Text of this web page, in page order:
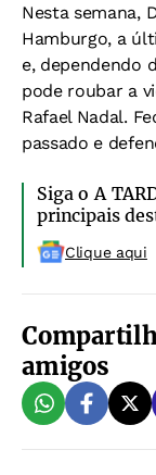
Nesta semana,
Hamburgo, a
e, dependendo
pode roubar a
Rafael Nadal.
passado e
Siga o A
principais
Clique aqui
amigos